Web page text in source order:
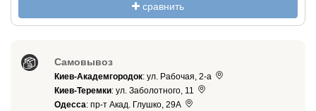
сравнить
Самовывоз
Киев-Академгородок: ул. Рабочая, 2-а
Киев-Теремки: ул. Заболотного, 11
Одесса: пр-т Акад. Глушко, 29А